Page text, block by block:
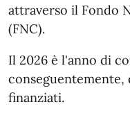
attraverso il Fondo
(FNC).
Il 2026 è l'anno di
finanziati.